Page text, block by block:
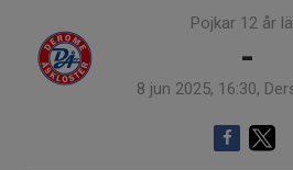
Pojkar 12 år
-
8 jun 2025, 16:30,